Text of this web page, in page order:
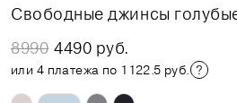
Свободные джинсы
8990 4490 руб.
или 4 платежа по 1122.5 руб.